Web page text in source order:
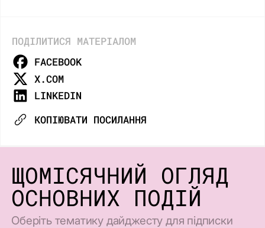
ПОДІЛИТИСЯ МАТЕРІАЛОМ
FACEBOOK
X.COM
LINKEDIN
КОПІЮВАТИ ПОСИЛАННЯ
ЩОМІСЯЧНИЙ ОГЛЯД
ОСНОВНИХ ПОДІЙ
Оберіть тематику дайджесту для підписки